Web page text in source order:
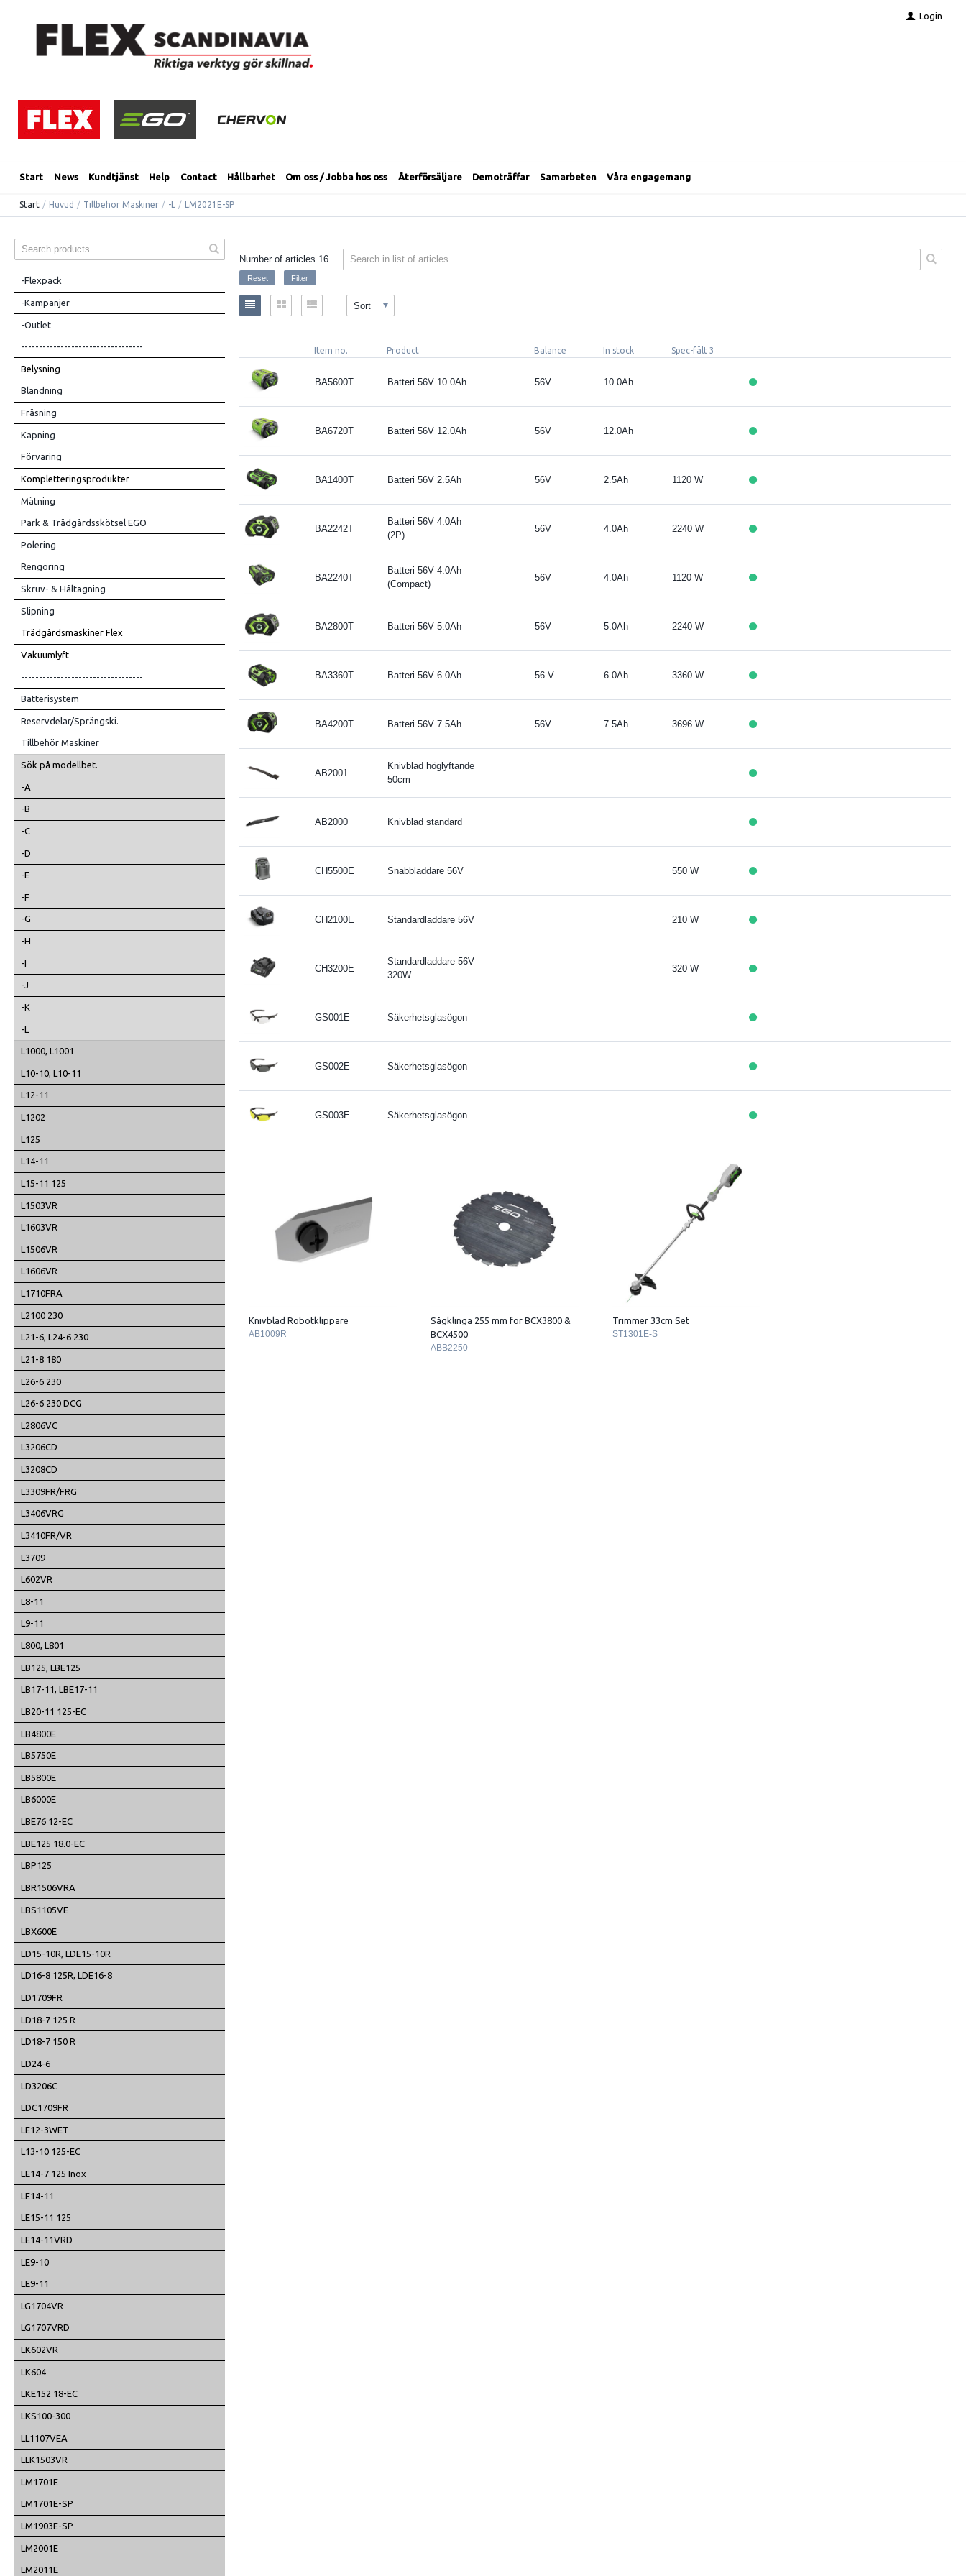
Login
Start News Kundtjänst Help Contact Hållbarhet Om oss / Jobba hos oss Återförsäljare Demoträffar Samarbeten Våra engagemang
Start / Huvud / Tillbehör Maskiner / -L / LM2021E-SP
-Flexpack
-Kampanjer
-Outlet
----------------------------------
Belysning
Blandning
Fräsning
Kapning
Förvaring
Kompletteringsprodukter
Mätning
Park & Trädgårdsskötsel EGO
Polering
Rengöring
Skruv- & Håltagning
Slipning
Trädgårdsmaskiner Flex
Vakuumlyft
----------------------------------
Batterisystem
Reservdelar/Sprängski.
Tillbehör Maskiner
Sök på modellbet.
-A
-B
-C
-D
-E
-F
-G
-H
-I
-J
-K
-L
L1000, L1001
L10-10, L10-11
L12-11
L1202
L125
L14-11
L15-11 125
L1503VR
L1603VR
L1506VR
L1606VR
L1710FRA
L2100 230
L21-6, L24-6 230
L21-8 180
L26-6 230
L26-6 230 DCG
L2806VC
L3206CD
L3208CD
L3309FR/FRG
L3406VRG
L3410FR/VR
L3709
L602VR
L8-11
L9-11
L800, L801
LB125, LBE125
LB17-11, LBE17-11
LB20-11 125-EC
LB4800E
LB5750E
LB5800E
LB6000E
LBE76 12-EC
LBE125 18.0-EC
LBP125
LBR1506VRA
LBS1105VE
LBX600E
LD15-10R, LDE15-10R
LD16-8 125R, LDE16-8
LD1709FR
LD18-7 125 R
LD18-7 150 R
LD24-6
LD3206C
LDC1709FR
LE12-3WET
L13-10 125-EC
LE14-7 125 Inox
LE14-11
LE15-11 125
LE14-11VRD
LE9-10
LE9-11
LG1704VR
LG1707VRD
LK602VR
LK604
LKE152 18-EC
LKS100-300
LL1107VEA
LLK1503VR
LM1701E
LM1701E-SP
LM1903E-SP
LM2001E
LM2011E
Number of articles 16
Sort
Item no. Product Balance In stock Spec-fält 3
BA5600T Batteri 56V 10.0Ah 56V 10.0Ah
BA6720T Batteri 56V 12.0Ah 56V 12.0Ah
BA1400T Batteri 56V 2.5Ah 56V 2.5Ah 1120 W
BA2242T
Batteri 56V 4.0Ah
(2P)
56V 4.0Ah 2240 W
BA2240T
Batteri 56V 4.0Ah
(Compact)
56V 4.0Ah 1120 W
BA2800T Batteri 56V 5.0Ah 56V 5.0Ah 2240 W
BA3360T Batteri 56V 6.0Ah 56 V 6.0Ah 3360 W
BA4200T Batteri 56V 7.5Ah 56V 7.5Ah 3696 W
AB2001
Knivblad höglyftande
50cm
AB2000 Knivblad standard
CH5500E Snabbladdare 56V 550 W
CH2100E Standardladdare 56V 210 W
CH3200E
Standardladdare 56V
320W
320 W
GS001E Säkerhetsglasögon
GS002E Säkerhetsglasögon
GS003E Säkerhetsglasögon
Knivblad Robotklippare
AB1009R
Sågklinga 255 mm för BCX3800 &
BCX4500
ABB2250
Trimmer 33cm Set
ST1301E-S